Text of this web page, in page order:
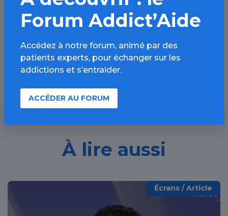
bonnes pratiques, FAQ, annuaires,
ressources, actualités...
Découvrir
À lire aussi
Écrans / Article
Forum Addict’Aide
Accédez à notre forum, animé par des
patients experts, pour échanger sur les
addictions et s’entraider.
ACCÉDER AU FORUM